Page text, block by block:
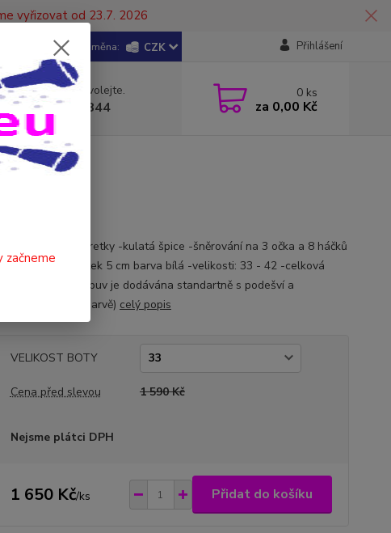
vyřizovat od 23.7. 2026
CZK Přihlášení
si rady? Zavolejte.
+420 602 446 844
0 ks
za 0,00 Kč
-kozačky pro mažoretky -kulatá špice -šněrování na 3 očka a 8 háčků
podpatek 5 cm barva bílá -velikosti: 33 - 42 -celková
výška: 26/23 cm (obuv je dodávána standartně s podešví a
podpatkem v bílé barvě) celý popis
VELIKOST BOTY
Cena před slevou 1 590 Kč
Nejsme plátci DPH
1 650 Kč/ks Přidat do košíku
začneme